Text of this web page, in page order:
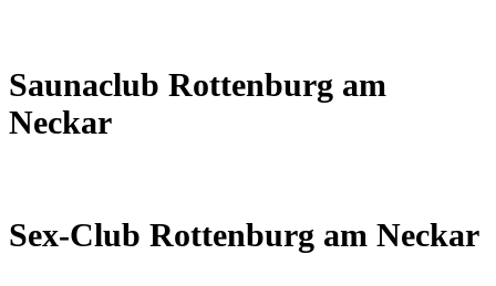
Saunaclub Rottenburg am
Neckar
Sex-Club Rottenburg am Neckar